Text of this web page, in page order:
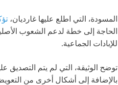
المسودة، التي اطلع عليها غارديان،
الحاجة إلى خطة لدعم الشعوب
للإبادات الجماعية.
بالإضافة إلى أشكال أخرى من